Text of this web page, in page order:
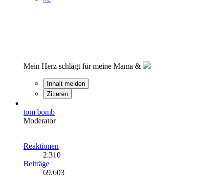
Mein Herz schlägt für meine Mama &
Inhalt melden
Zitieren
tom bomb
Moderator
Reaktionen
2.310
Beiträge
69.603